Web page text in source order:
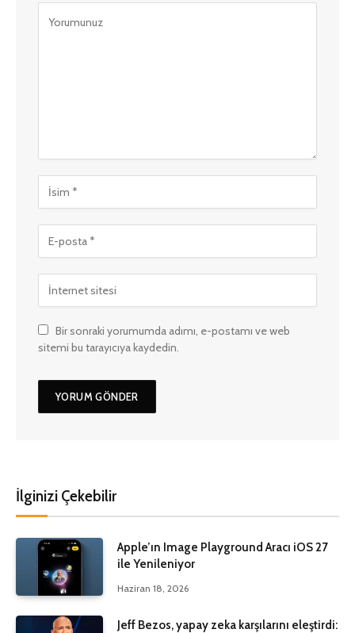
Bir sonraki yorumumda adımı, e-postamı ve web
sitemi bu tarayıcıya kaydedin.
İlginizi Çekebilir
Apple’ın Image Playground Aracı iOS 27
ile Yenileniyor
Haziran 18, 2026
Jeff Bezos, yapay zeka karşılarını eleştirdi: